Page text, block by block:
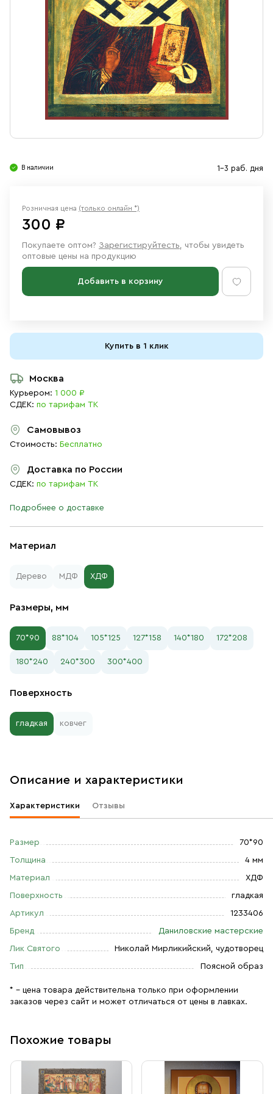
Ювелирные изделия
В наличии 1-3 раб. дня
Материал
Дерево МДФ ХДФ
Размеры, мм
70*90 88*104 105*125 127*158 140*180 172*208
180*240 240*300 300*400
Поверхность
гладкая ковчег
Розничная цена (только онлайн *)
300 ₽
Покупаете оптом? Зарегистируйтесть, чтобы увидеть
оптовые цены на продукцию
Добавить в корзину
Купить в 1 клик
Москва
Курьером: 1 000 ₽
СДЕК: по тарифам ТК
Самовывоз
Стоимость: Бесплатно
Доставка по России
СДЕК: по тарифам ТК
Подробнее о доставке
Описание и характеристики
Характеристики Отзывы
Размер 70*90
Толщина 4 мм
Материал ХДФ
Поверхность гладкая
Артикул 1233406
Бренд Даниловские мастерские
Лик Святого Николай Мирликийский, чудотворец
Тип Поясной образ
* – цена товара действительна только при оформлении
заказов через сайт и может отличаться от цены в лавках.
Похожие товары